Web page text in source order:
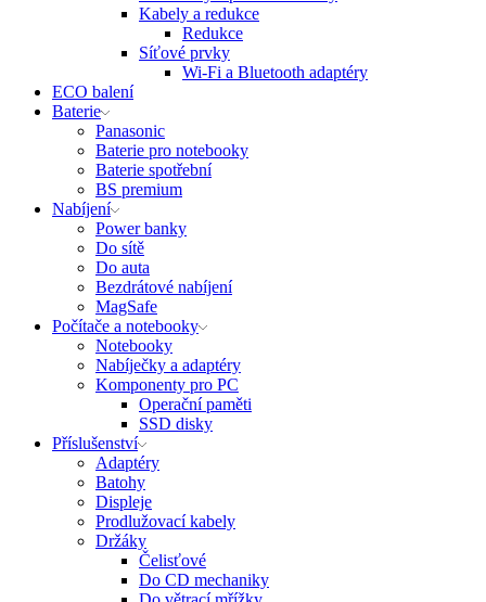
Kabely a redukce
Redukce
Síťové prvky
Wi-Fi a Bluetooth adaptéry
ECO balení
Baterie
Panasonic
Baterie pro notebooky
Baterie spotřební
BS premium
Nabíjení
Power banky
Do sítě
Do auta
Bezdrátové nabíjení
MagSafe
Počítače a notebooky
Notebooky
Nabíječky a adaptéry
Komponenty pro PC
Operační paměti
SSD disky
Příslušenství
Adaptéry
Batohy
Displeje
Prodlužovací kabely
Držáky
Čelisťové
Do CD mechaniky